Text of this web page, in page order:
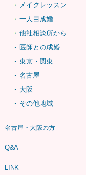
メイクレッスン
一人目成婚
他社相談所から
医師との成婚
東京・関東
名古屋
大阪
その他地域
名古屋・大阪の方
Q&A
LINK